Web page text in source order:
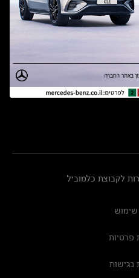
לקבוצת כלמוביל
שימוש
פרטיות